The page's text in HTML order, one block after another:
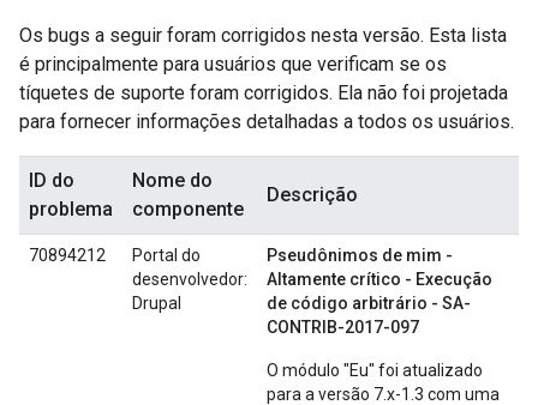
Os bugs a seguir foram corrigidos nesta versão. Esta lista
é principalmente para usuários que verificam se os
tíquetes de suporte foram corrigidos. Ela não foi projetada
para fornecer informações detalhadas a todos os usuários.
ID do
problema
Nome do
componente
Descrição
70894212
Portal do
desenvolvedor:
Drupal
Pseudônimos de mim -
Altamente crítico - Execução
de código arbitrário - SA-
CONTRIB-2017-097
O módulo "Eu" foi atualizado
para a versão 7.x-1.3 com uma